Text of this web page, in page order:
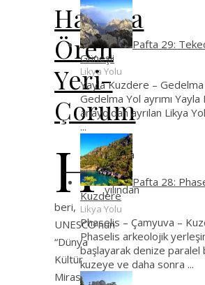
Hattuşa
Ören
Yeri-
Çorum
H attuşa
1986
yılından
beri,
UNESCO’nun
“Dünya
Kültür
Mirası
Pafta 29:
Güneşli
Likya Yolu
Yayla Kuzdere –
Gedelma Yol ayrımı Yayla
anayoldan ayrılan Likya
...
Pafta 28:
Kuzdere
Likya Yolu
Phaselis – Çamyuva –
Phaselis arkeolojik
başlayarak denize paralel
kuzeye ve daha sonra ...